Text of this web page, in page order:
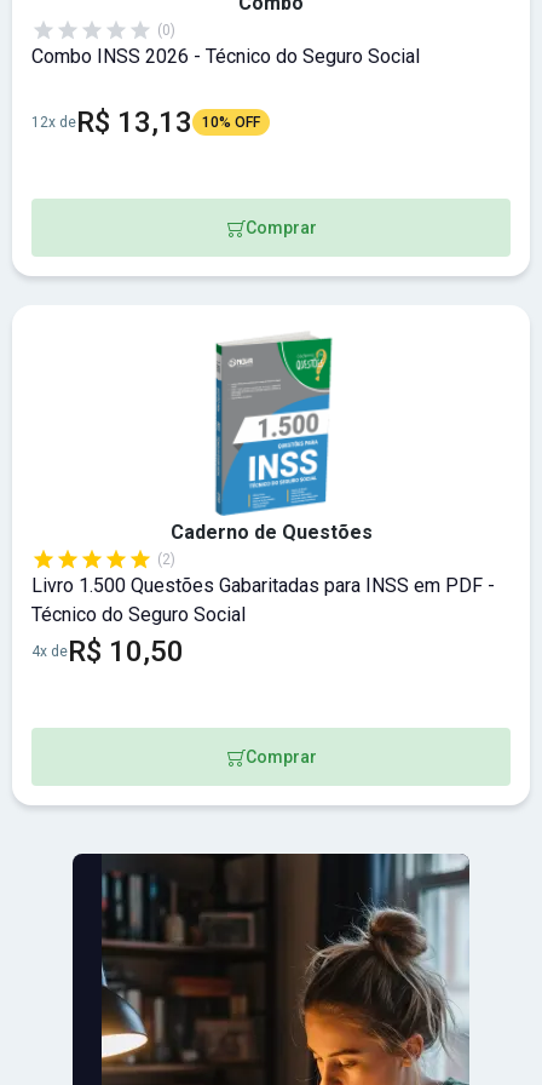
(0)
Combo INSS 2026 - Técnico do Seguro Social
12x deR$ 13,13 10% OFF
Comprar
Caderno de Questões
(2)
Livro 1.500 Questões Gabaritadas para INSS em PDF -
Técnico do Seguro Social
4x deR$ 10,50
Comprar